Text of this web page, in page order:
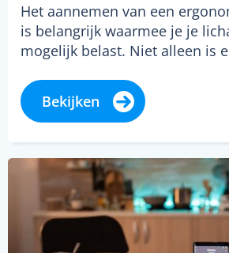
Het aannemen van een
is belangrijk waarmee je je
mogelijk belast. Niet alleen is
Bekijken